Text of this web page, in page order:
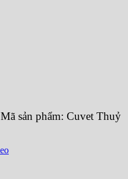
Mã sản phẩm: Cuvet Thuỷ